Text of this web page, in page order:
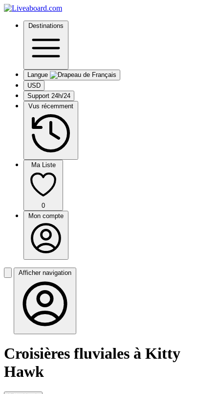
Destinations
Langue
USD
Support 24h/24
Vus récemment
Ma Liste
0
Mon compte
Afficher navigation
Croisières fluviales à Kitty
Hawk